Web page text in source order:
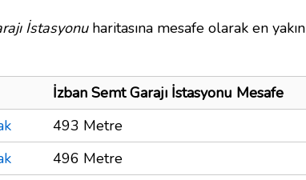
İstasyonuharitasına mesafe olarak en yakın
İzban Semt Garajı İstasyonu Mesafe
493 Metre
496 Metre